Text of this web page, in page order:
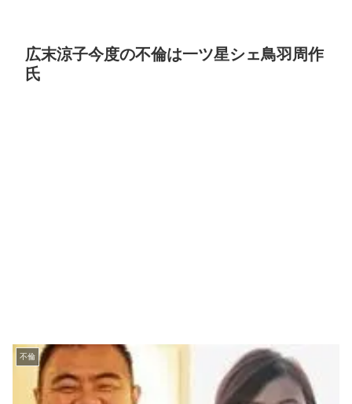
広末涼子今度の不倫は一ツ星シェ鳥羽周作
氏
不倫